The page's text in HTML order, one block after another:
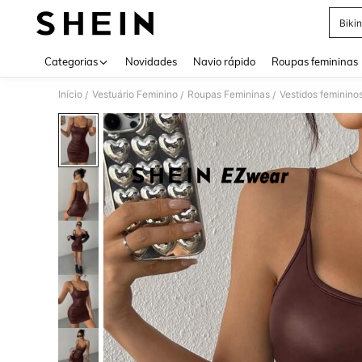
Categorias Novidades Navio rápido Roupas femininas
Início / Vestuário Feminino / Roupas Femininas / Vestidos